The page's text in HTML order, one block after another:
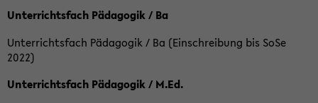
Unterrichtsfach Pädagogik / Ba
Unterrichtsfach Pädagogik / Ba (Einschreibung bis SoSe
2022)
Unterrichtsfach Pädagogik / M.Ed.